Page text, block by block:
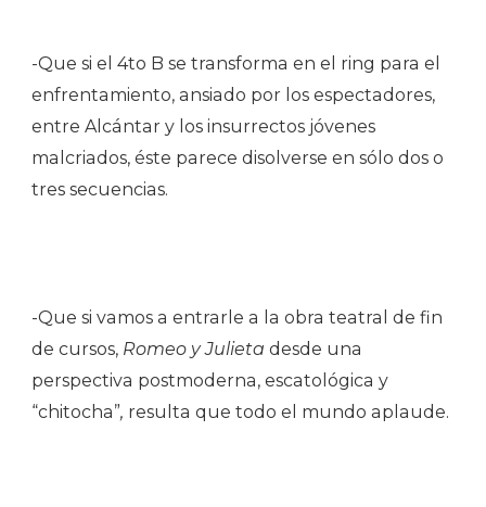
-Que si el 4to B se transforma en el ring para el
enfrentamiento, ansiado por los espectadores,
entre Alcántar y los insurrectos jóvenes
malcriados, éste parece disolverse en sólo dos o
tres secuencias.
-Que si vamos a entrarle a la obra teatral de fin
de cursos, Romeo y Julieta desde una
perspectiva postmoderna, escatológica y
“chitocha”, resulta que todo el mundo aplaude.